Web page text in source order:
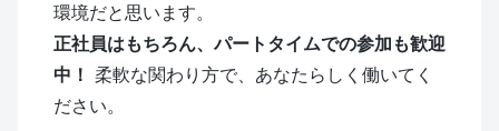
環境だと思います。
正社員はもちろん、パートタイムでの参加も歓迎
中！ 柔軟な関わり方で、あなたらしく働いてく
ださい。